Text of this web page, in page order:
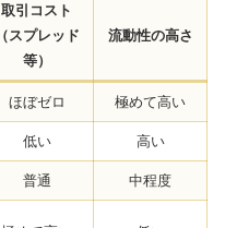
取引コスト
（スプレッド
等）
流動性の高さ
ほぼゼロ 極めて高い
低い 高い
普通 中程度